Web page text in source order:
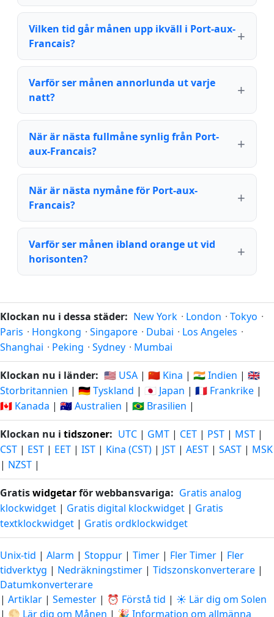
Vilken tid går månen upp ikväll i Port-aux-
Francais?
Varför ser månen annorlunda ut varje
natt?
När är nästa fullmåne synlig från Port-
aux-Francais?
När är nästa nymåne för Port-aux-
Francais?
Varför ser månen ibland orange ut vid
horisonten?
Klockan nu i dessa städer: New York · London · Tokyo ·
Paris · Hongkong · Singapore · Dubai · Los Angeles ·
Shanghai · Peking · Sydney · Mumbai
Klockan nu i länder: 🇺🇸 USA | 🇨🇳 Kina | 🇮🇳 Indien | 🇬🇧
Storbritannien | 🇩🇪 Tyskland | 🇯🇵 Japan | 🇫🇷 Frankrike |
🇨🇦 Kanada | 🇦🇺 Australien | 🇧🇷 Brasilien |
Klockan nu i tidszoner: UTC | GMT | CET | PST | MST |
CST | EST | EET | IST | Kina (CST) | JST | AEST | SAST | MSK
| NZST |
Gratiswidgetarför webbansvariga: Gratis analog
klockwidget | Gratis digital klockwidget | Gratis
textklockwidget | Gratis ordklockwidget
Unix-tid | Alarm | Stoppur | Timer | Fler Timer | Fler
tidverktyg | Nedräkningstimer | Tidszonskonverterare |
Datumkonverterare
| Artiklar | Semester | ⏰ Förstå tid | ☀️ Lär dig om Solen
| 🌕 Lär dig om Månen | 🎉 Information om allmänna